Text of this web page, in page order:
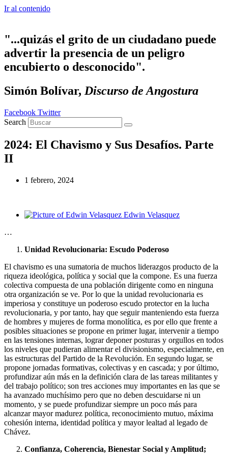
Ir al contenido
"...quizás el grito de un ciudadano puede
advertir la presencia de un peligro
encubierto o desconocido".
Simón Bolívar, Discurso de Angostura
Facebook Twitter
Search
2024: El Chavismo y Sus Desafíos. Parte
II
1 febrero, 2024
Edwin Velasquez
…
Unidad Revolucionaria: Escudo Poderoso
El chavismo es una sumatoria de muchos liderazgos producto de la
riqueza ideológica, política y social que la compone. Es una fuerza
colectiva compuesta de una población dirigente como en ninguna
otra organización se ve. Por lo que la unidad revolucionaria es
imperiosa y constituye un poderoso escudo protector en la lucha
revolucionaria, y por tanto, hay que seguir manteniendo esta fuerza
de hombres y mujeres de forma monolítica, es por ello que frente a
posibles situaciones se propone en primer lugar, intervenir a tiempo
en las tensiones internas, lograr deponer posturas y orgullos en todos
los niveles que pudieran alimentar el divisionismo, especialmente, en
las estructuras del Partido de la Revolución. En segundo lugar, se
propone jornadas formativas, colectivas y en cascada; y por último,
profundizar aún más en la definición clara de las tareas militantes y
del trabajo político; son tres acciones muy importantes en las que se
ha avanzado muchísimo pero que no deben descuidarse ni un
momento, y se puede profundizar siempre un poco más para
alcanzar mayor madurez política, reconocimiento mutuo, máxima
cohesión interna, identidad política y mayor lealtad al legado de
Chávez.
Confianza, Coherencia, Bienestar Social y Amplitud;